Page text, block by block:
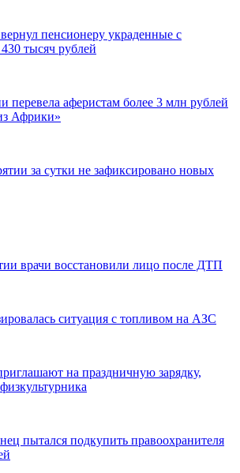
пенсионеру украденные с
тысяч рублей
перевела аферистам более 3 млн рублей
Африки»
за сутки не зафиксировано новых
врачи восстановили лицо после ДТП
ситуация с топливом на АЗС
на праздничную зарядку,
пытался подкупить правоохранителя